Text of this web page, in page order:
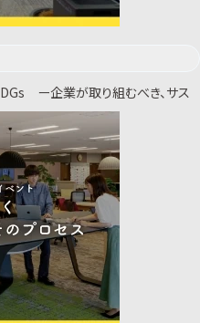
ー企業が取り組むべき、サス